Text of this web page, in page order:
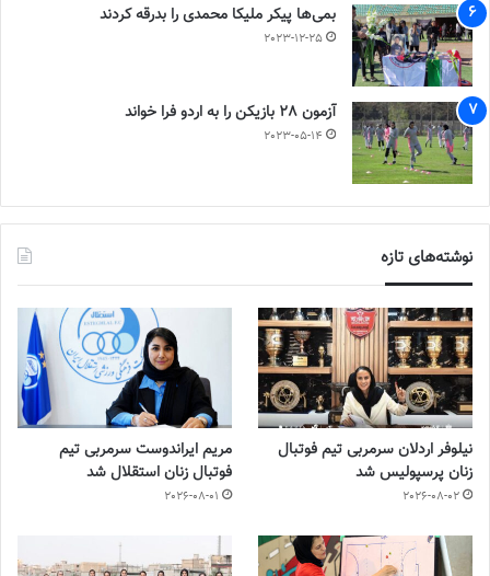
بمی‌ها پیکر ملیکا محمدی را بدرقه کردند
2023-12-25
آزمون 28 بازیکن را به اردو فرا خواند
2023-05-14
نوشته‌های تازه
نیلوفر اردلان سرمربی تیم فوتبال
زنان پرسپولیس شد
2026-08-02
مریم ایراندوست سرمربی تیم
فوتبال زنان استقلال شد
2026-08-01